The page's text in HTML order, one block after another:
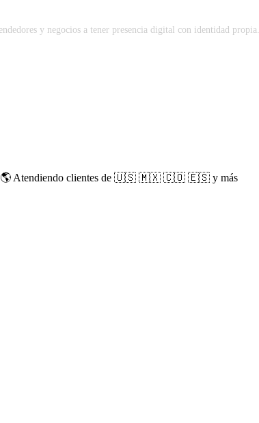
y negocios a tener presencia digital con identidad propia.
🌎 Atendiendo clientes de 🇺🇸 🇲🇽 🇨🇴 🇪🇸 y más